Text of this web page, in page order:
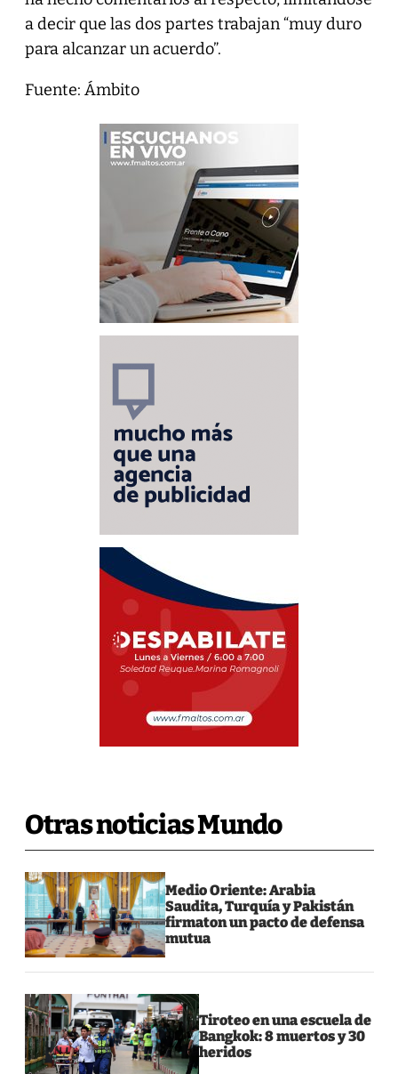
a decir que las dos partes trabajan “muy duro
para alcanzar un acuerdo”.
Fuente: Ámbito
Otras noticias Mundo
Medio Oriente: Arabia
Saudita, Turquía y Pakistán
firmaton un pacto de defensa
mutua
Tiroteo en una escuela de
Bangkok: 8 muertos y 30
heridos